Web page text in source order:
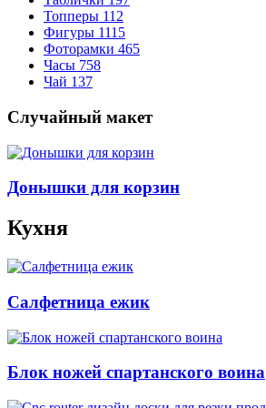
Топперы 112
Фигуры 1115
Фоторамки 465
Часы 758
Чай 137
Случайный макет
Донышки для корзин
Кухня
Салфетница ежик
Блок ножей спартанского воина